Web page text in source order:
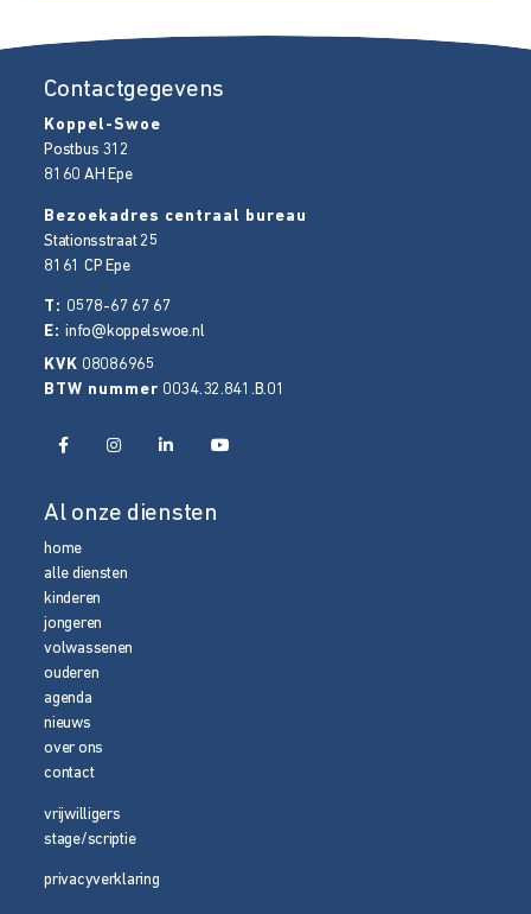
Contactgegevens
Koppel-Swoe
Postbus 312
8160 AH Epe
Bezoekadres centraal bureau
Stationsstraat 25
8161 CP Epe
T: 0578-67 67 67
E:info@koppelswoe.nl
KVK 08086965
BTW nummer 0034.32.841.B.01
Al onze diensten
home
alle diensten
kinderen
jongeren
volwassenen
ouderen
agenda
nieuws
over ons
contact
vrijwilligers
stage/scriptie
privacyverklaring